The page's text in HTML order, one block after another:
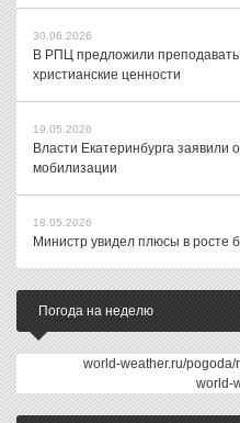
30.06.2026
В РПЦ предложили преподавать
христианские ценности
19.05.2026
Власти Екатеринбурга заявили
мобилизации
18.05.2026
Министр увидел плюсы в росте
Погода на неделю
world-weather.ru/
world-